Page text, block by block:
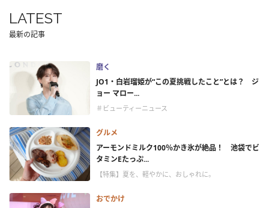
LATEST
最新の記事
磨く
JO1・白岩瑠姫が“この夏挑戦したこと”とは？ ジ
ョー マロー...
＃ビューティーニュース
グルメ
アーモンドミルク100％かき氷が絶品！ 池袋でビ
タミンEたっぷ...
【特集】夏を、軽やかに、おしゃれに。
おでかけ